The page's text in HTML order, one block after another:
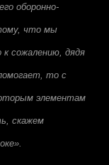
оборонно-
что мы
сожалению, дядя
то с
элементам
скажем